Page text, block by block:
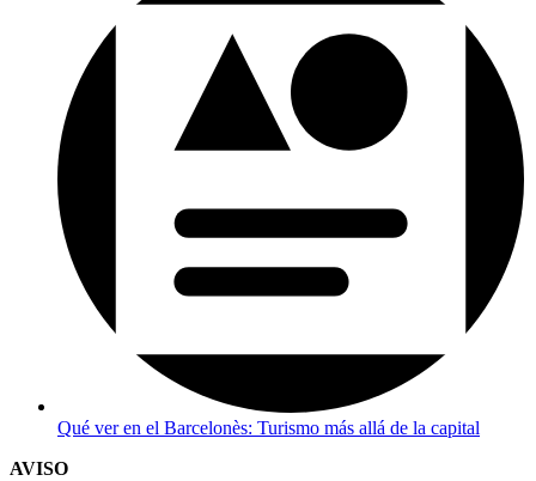
Qué ver en el Barcelonès: Turismo más allá de la capital
AVISO